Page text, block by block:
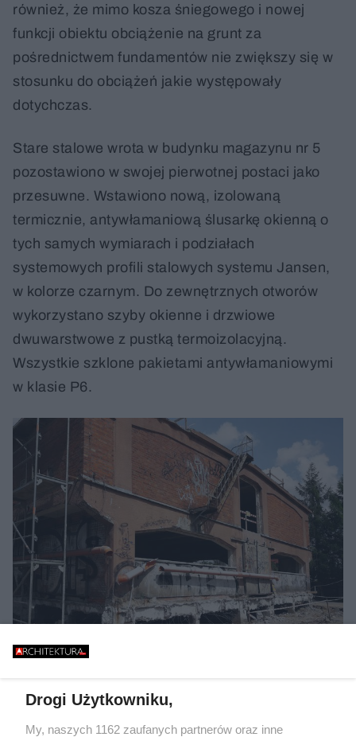
również, że mimo kosza śniegowego i nowej
funkcji obiektu obciążenie na grunt za
pośrednictwem fundamentów nie zwiększy się w
stosunku do obciążeń jakie występowały
dotychczas.
Stare stalowe wrota w budynku magazynu nr 5
pozostawiono w swojej pierwotnej postaci jako
przesuwne. Wstawiono nową, izolowaną
termicznie, antywłamaniową ślusarkę okienną o
tych samych wymiarach i podziałach
systemowych profili stalowych systemu Jansen,
w kolorze czarnym. Do zewnętrznych otworów
wykorzystano szyby okienne i drzwiowe
dwuwarstwowe z pustką termoizolacyjną.
Wszystkie szklone pakietami antywłamaniowymi
w klasie P6.
Istniejący magazyn, w którym zaplanowano przestrzeń ekspozycyjną to
podpiwniczony, 3-kondygnacyjny obiekt o wymiarach 99 x 17 m
Drogi Użytkowniku,
My, naszych 1162 zaufanych partnerów oraz inne